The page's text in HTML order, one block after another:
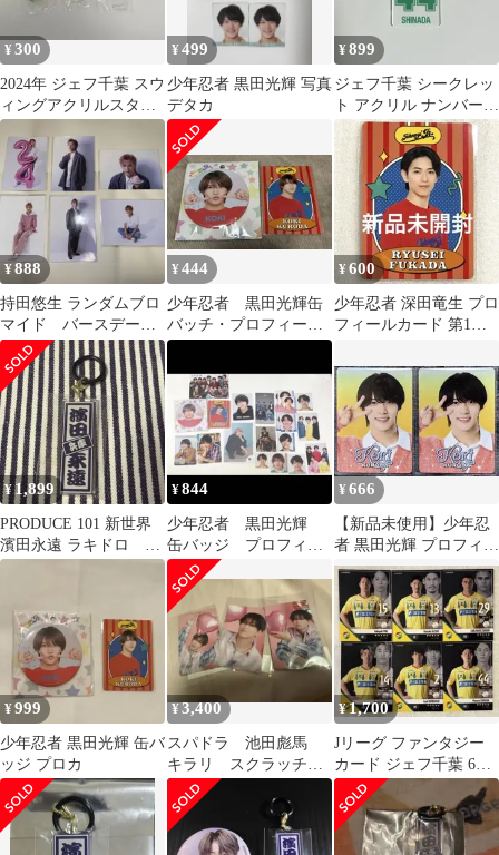
¥300
2024年 ジェフ千葉 スウ
ィングアクリルスタン
ド 3個セット
¥499
少年忍者 黒田光輝 写真
デタカ
¥899
ジェフ千葉 シークレッ
ト アクリル ナンバーキ
ーホルダー 品田愛斗
¥888
持田悠生 ランダムブロ
マイド バースデーグ
ッズ 2023 6枚セット
¥444
少年忍者 黒田光輝缶
バッチ・プロフィール
カードセット
¥600
少年忍者 深田竜生 プロ
フィールカード 第1弾
¥1,899
PRODUCE 101 新世界
濱田永遠 ラキドロ 千
社札アクリルチャーム
¥844
少年忍者 黒田光輝
缶バッジ プロフィー
ルカード カレカ デ
タカ まとめ売り
¥666
【新品未使用】少年忍
者 黒田光輝 プロフィー
ルカード 2枚セット プ
ロカ
¥999
少年忍者 黒田光輝 缶バ
ッジ プロカ
¥3,400
スパドラ 池田彪馬
キラリ スクラッチ
2026年3月D賞 トレカ
¥1,700
Jリーグ ファンタジー
カード ジェフ千葉 6枚
セット シクA JFC